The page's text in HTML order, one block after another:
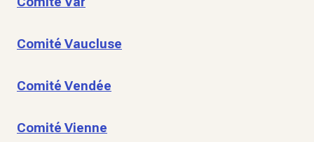
Comité Vaucluse
Comité Vendée
Comité Vienne